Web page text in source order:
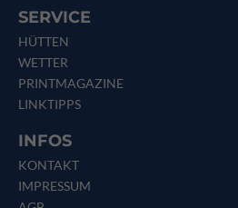
SERVICE
HÜTTEN
WETTER
PRINTMAGAZINE
LINKTIPPS
INFOS
KONTAKT
IMPRESSUM